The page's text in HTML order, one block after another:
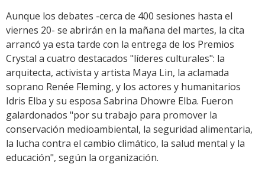
Aunque los debates -cerca de 400 sesiones hasta el
viernes 20- se abrirán en la mañana del martes, la cita
arrancó ya esta tarde con la entrega de los Premios
Crystal a cuatro destacados "líderes culturales": la
arquitecta, activista y artista Maya Lin, la aclamada
soprano Renée Fleming, y los actores y humanitarios
Idris Elba y su esposa Sabrina Dhowre Elba. Fueron
galardonados "por su trabajo para promover la
conservación medioambiental, la seguridad alimentaria,
la lucha contra el cambio climático, la salud mental y la
educación", según la organización.